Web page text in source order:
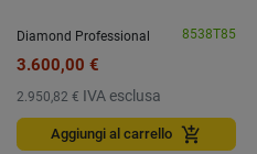
Diamond Professional 8538T85
3.600,00 €
2.950,82 € IVA esclusa
Aggiungi al carrello add_shopping_cart